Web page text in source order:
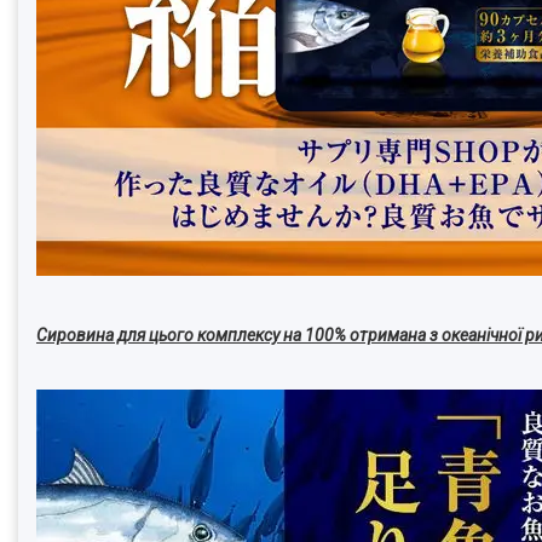
Сировина для цього комплексу на 100% отримана з океанічної